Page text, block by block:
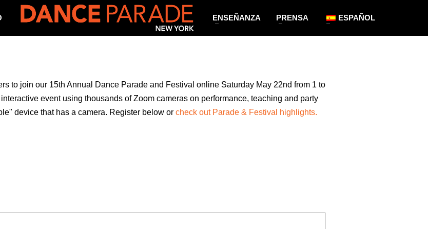
ENSEÑANZA PRENSA ESPAÑOL
to join our 15th Annual Dance Parade and Festival online Saturday May 22nd from 1 to
interactive event using thousands of Zoom cameras on performance, teaching and party
device that has a camera. Register below or check out Parade & Festival highlights.